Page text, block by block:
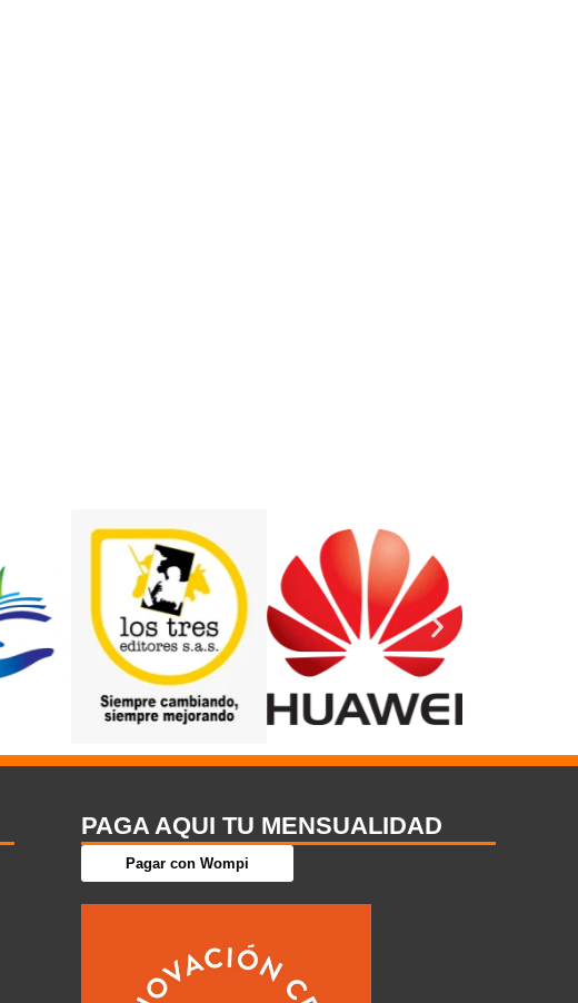
PAGA AQUI TU MENSUALIDAD
Pagar con Wompi